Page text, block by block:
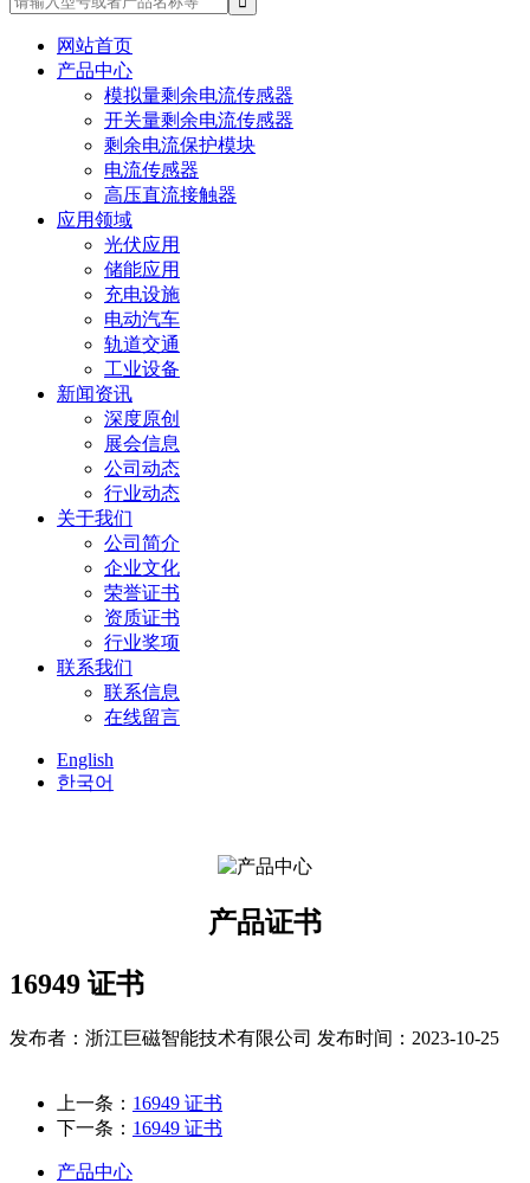
网站首页
产品中心
模拟量剩余电流传感器
开关量剩余电流传感器
剩余电流保护模块
电流传感器
高压直流接触器
应用领域
光伏应用
储能应用
充电设施
电动汽车
轨道交通
工业设备
新闻资讯
深度原创
展会信息
公司动态
行业动态
关于我们
公司简介
企业文化
荣誉证书
资质证书
行业奖项
联系我们
联系信息
在线留言
English
한국어
产品证书
16949 证书
发布者：浙江巨磁智能技术有限公司 发布时间：2023-10-25
上一条： 16949 证书
下一条： 16949 证书
产品中心